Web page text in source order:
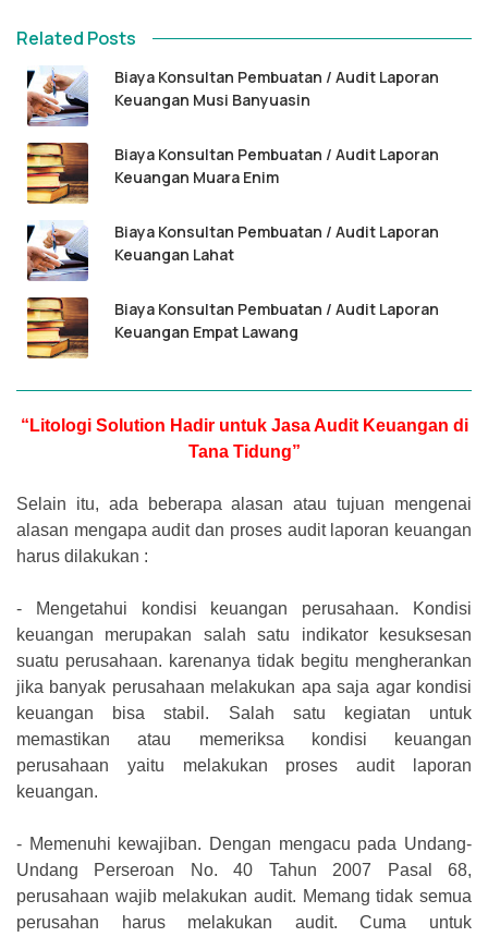
Related Posts
Biaya Konsultan Pembuatan / Audit Laporan
Keuangan Musi Banyuasin
Biaya Konsultan Pembuatan / Audit Laporan
Keuangan Muara Enim
Biaya Konsultan Pembuatan / Audit Laporan
Keuangan Lahat
Biaya Konsultan Pembuatan / Audit Laporan
Keuangan Empat Lawang
“Litologi Solution Hadir untuk Jasa Audit Keuangan di
Tana Tidung”
Selain itu, ada beberapa alasan atau tujuan mengenai
alasan mengapa audit dan proses audit laporan keuangan
harus dilakukan :
-
Mengetahui kondisi keuangan perusahaan. Kondisi
keuangan merupakan salah satu indikator kesuksesan
suatu perusahaan. karenanya tidak begitu mengherankan
jika banyak perusahaan melakukan apa saja agar kondisi
keuangan bisa stabil. Salah satu kegiatan untuk
memastikan atau memeriksa kondisi keuangan
perusahaan yaitu melakukan proses audit laporan
keuangan.
- Memenuhi kewajiban. Dengan mengacu pada Undang-
Undang Perseroan No. 40 Tahun 2007 Pasal 68,
perusahaan wajib melakukan audit. Memang tidak semua
perusahan harus melakukan audit. Cuma untuk